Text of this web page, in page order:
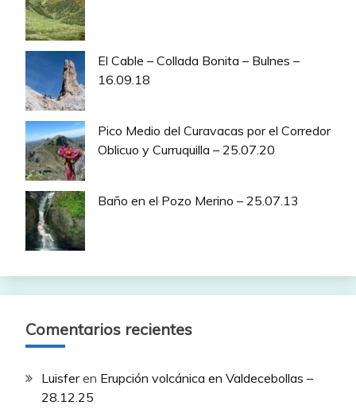
El Cable – Collada Bonita – Bulnes –
16.09.18
Pico Medio del Curavacas por el Corredor
Oblicuo y Curruquilla – 25.07.20
Baño en el Pozo Merino – 25.07.13
Comentarios recientes
Luisferen Erupción volcánica en Valdecebollas –
28.12.25